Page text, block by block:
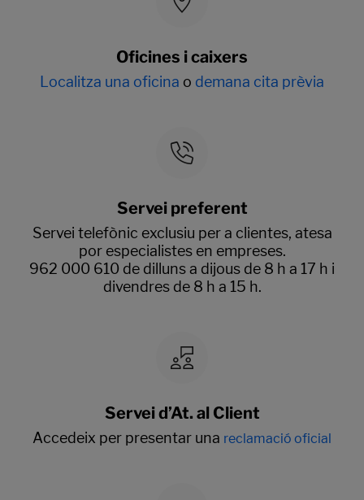
Oficines i caixers
Localitza una oficina o demana cita prèvia
Servei preferent
Servei telefònic exclusiu per a clientes, atesa
por especialistes en empreses.
962 000 610 de dilluns a dijous de 8 h a 17 h i
divendres de 8 h a 15 h.
Servei d’At. al Client
Accedeix per presentar una reclamació oficial